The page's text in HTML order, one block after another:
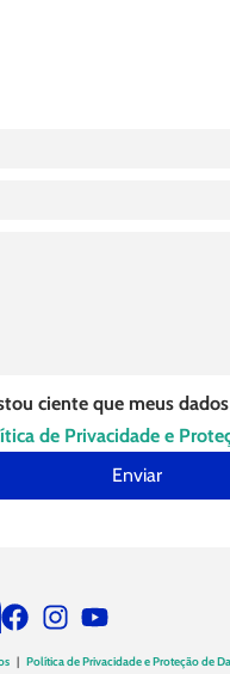
ciente que meus
de Privacidade e
Enviar
| Política de Privacidade e Proteção de